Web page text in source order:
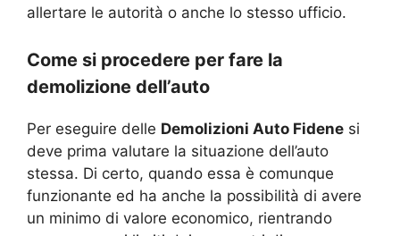
allertare le autorità o anche lo stesso ufficio.
Come si procedere per fare la
demolizione dell’auto
Per eseguire delle Demolizioni Auto Fidene si
deve prima valutare la situazione dell’auto
stessa. Di certo, quando essa è comunque
funzionante ed ha anche la possibilità di avere
un minimo di valore economico, rientrando